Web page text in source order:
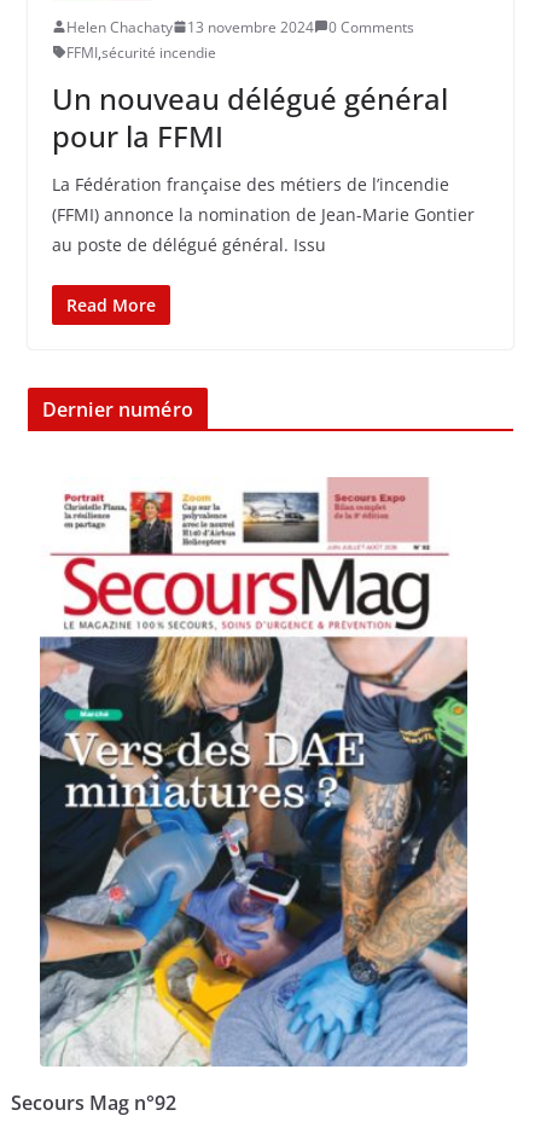
Helen Chachaty 13 novembre 2024
0 Comments
FFMI,sécurité incendie
Un nouveau délégué général
pour la FFMI
La Fédération française des métiers de l’incendie
(FFMI) annonce la nomination de Jean-Marie Gontier
au poste de délégué général. Issu
Read More
Dernier numéro
Secours Mag n°92